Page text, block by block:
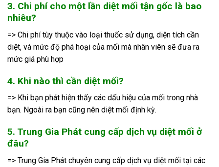
3. Chi phí cho một lần diệt mối tận gốc là bao
nhiêu?
=> Chi phí tùy thuộc vào loại thuốc sử dụng, diện tích cần
diệt, và mức độ phá hoại của mối mà nhân viên sẽ đưa ra
mức giá phù hợp
4. Khi nào thì cần diệt mối?
=> Khi bạn phát hiện thấy các dấu hiệu của mối trong nhà
bạn. Ngoài ra bạn cũng nên diệt mối định kỳ.
5. Trung Gia Phát cung cấp dịch vụ diệt mối ở
đâu?
=> Trung Gia Phát chuyên cung cấp dịch vụ diệt mối tại các